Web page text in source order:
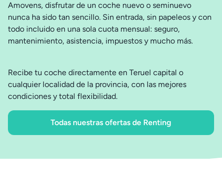
Amovens, disfrutar de un coche nuevo o seminuevo
nunca ha sido tan sencillo. Sin entrada, sin papeleos y con
todo incluido en una sola cuota mensual: seguro,
mantenimiento, asistencia, impuestos y mucho más.
Recibe tu coche directamente en Teruel capital o
cualquier localidad de la provincia, con las mejores
condiciones y total flexibilidad.
Todas nuestras ofertas de Renting